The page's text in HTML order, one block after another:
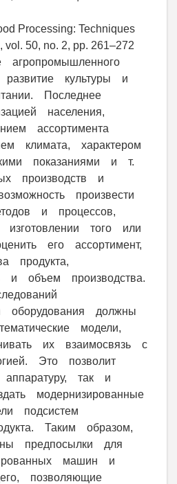
Processing: Techniques
vol. 50, no. 2, pp. 261–272
агропромышленного
культуры и
Последнее
населения,
ассортимента
климата, характером
показаниями и т.
производств и
произвести
и процессов,
изготовлении того или
его ассортимент,
продукта,
и объем производства.
оборудования должны
модели,
их взаимосвязь с
Это позволит
аппаратуру, так и
модернизированные
подсистем
Таким образом,
предпосылки для
машин и
позволяющие